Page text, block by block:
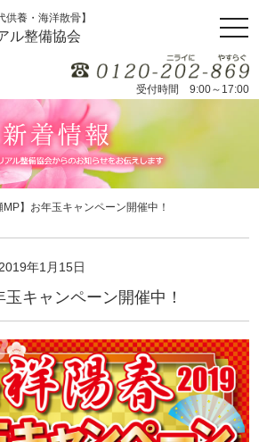
養・海洋散骨】
ル整備協会
受付時間 9:00～17:00
MP】お年玉キャンペーン開催中！
2019年1月15日
玉キャンペーン開催中！